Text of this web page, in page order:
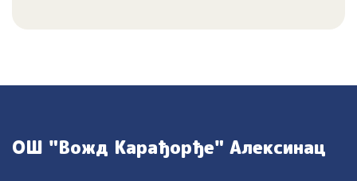
ОШ "Вожд Карађорђе" Алексинац